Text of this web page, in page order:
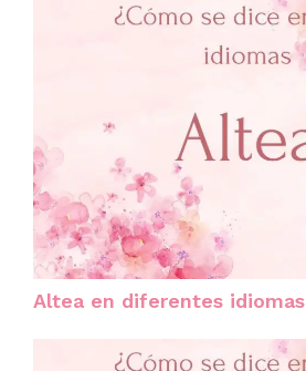
Altea en diferentes idiomas